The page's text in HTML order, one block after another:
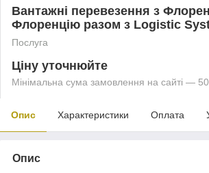
Вантажні перевезення з
Флоренцію разом з Logistic
Послуга
Ціну уточнюйте
Мінімальна сума замовлення на сайті —
Опис Характеристики Оплата
Опис